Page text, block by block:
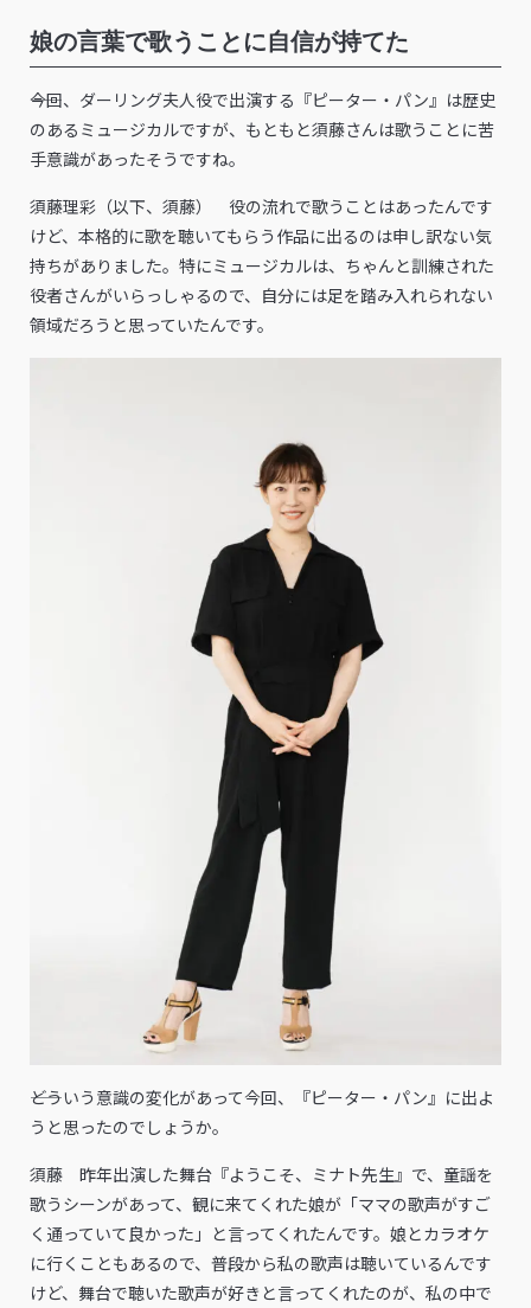
娘の言葉で歌うことに自信が持てた
――今回、ダーリング夫人役で出演する『ピーター・パン』は歴史
のあるミュージカルですが、もともと須藤さんは歌うことに苦
手意識があったそうですね。
須藤理彩（以下、須藤） 役の流れで歌うことはあったんです
けど、本格的に歌を聴いてもらう作品に出るのは申し訳ない気
持ちがありました。特にミュージカルは、ちゃんと訓練された
役者さんがいらっしゃるので、自分には足を踏み入れられない
領域だろうと思っていたんです。
――どういう意識の変化があって今回、『ピーター・パン』に出よ
うと思ったのでしょうか。
須藤 昨年出演した舞台『ようこそ、ミナト先生』で、童謡を
歌うシーンがあって、観に来てくれた娘が「ママの歌声がすご
く通っていて良かった」と言ってくれたんです。娘とカラオケ
に行くこともあるので、普段から私の歌声は聴いているんです
けど、舞台で聴いた歌声が好きと言ってくれたのが、私の中で